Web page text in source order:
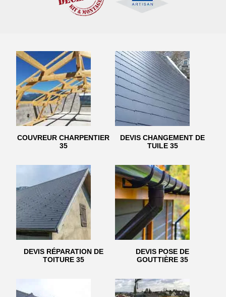
COUVREUR CHARPENTIER
35
DEVIS CHANGEMENT DE
TUILE 35
DEVIS RÉPARATION DE
TOITURE 35
DEVIS POSE DE
GOUTTIÈRE 35